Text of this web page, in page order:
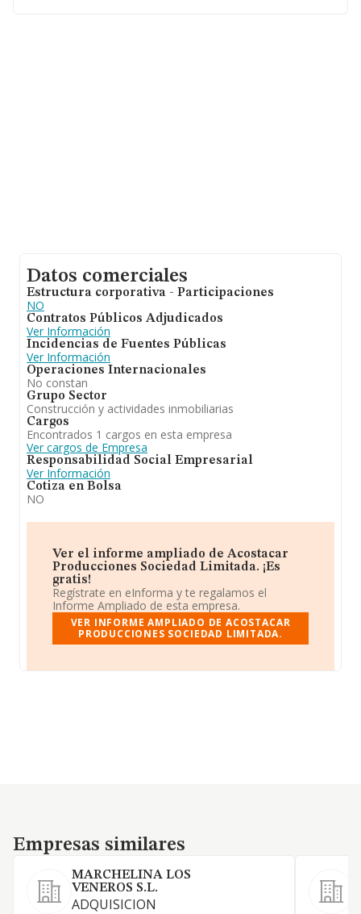
Datos comerciales
Estructura corporativa - Participaciones
NO
Contratos Públicos Adjudicados
Ver Información
Incidencias de Fuentes Públicas
Ver Información
Operaciones Internacionales
No constan
Grupo Sector
Construcción y actividades inmobiliarias
Cargos
Encontrados 1 cargos en esta empresa
Ver cargos de Empresa
Responsabilidad Social Empresarial
Ver Información
Cotiza en Bolsa
NO
Ver el informe ampliado de Acostacar
Producciones Sociedad Limitada. ¡Es
gratis!
Regístrate en eInforma y te regalamos el
Informe Ampliado de esta empresa.
VER INFORME AMPLIADO DE ACOSTACAR
PRODUCCIONES SOCIEDAD LIMITADA.
Empresas similares
Empresas similares
MARCHELINA LOS
VENEROS S.L.
ADQUISICION